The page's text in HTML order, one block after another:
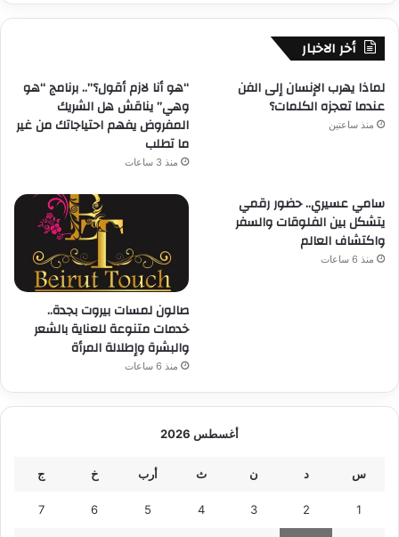
أخر الاخبار
لماذا يهرب الإنسان إلى الفن
عندما تعجزه الكلمات؟
منذ ساعتين
“هو أنا لازم أقول؟”.. برنامج “هو
وهي” يناقش هل الشريك
المفروض يفهم احتياجاتك من غير
ما تطلب
منذ 3 ساعات
سامي عسيري.. حضور رقمي
يتشكل بين الفلوقات والسفر
واكتشاف العالم
منذ 6 ساعات
صالون لمسات بيروت بجدة..
خدمات متنوعة للعناية بالشعر
والبشرة وإطلالة المرأة
منذ 6 ساعات
أغسطس 2026
س د ن ث أرب خ ج
1
2
3
4
5
6
7